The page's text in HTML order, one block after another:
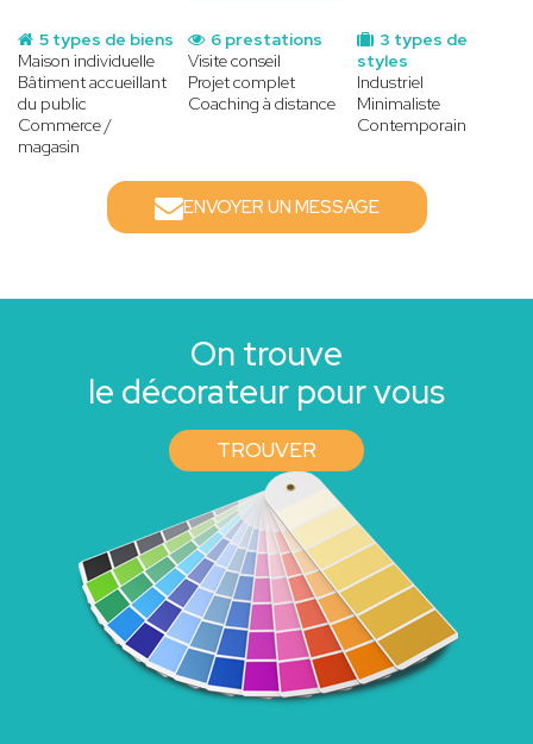
5 types de biens
Maison individuelle
Bâtiment accueillant
du public
Commerce /
magasin
3 types de
styles
Industriel
Minimaliste
Contemporain
6 prestations
Visite conseil
Projet complet
Coaching à distance
ENVOYER UN MESSAGE
On trouve
le décorateur pour vous
TROUVER